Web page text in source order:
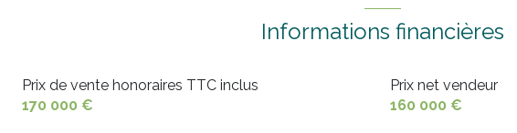
chambre
Informations financières
Prix de vente honoraires TTC inclus
170 000 €
Prix net vendeur
160 000 €